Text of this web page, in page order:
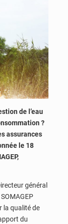
de l’eau
?
assurances
le 18
général
la qualité de
du